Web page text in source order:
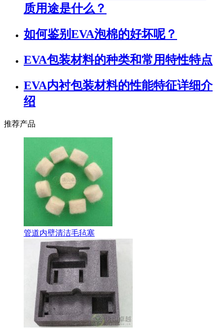
质用途是什么？
如何鉴别EVA泡棉的好坏呢？
EVA包装材料的种类和常用特性特点
EVA内衬包装材料的性能特征详细介
绍
推荐产品
管道内壁清洁毛毡塞